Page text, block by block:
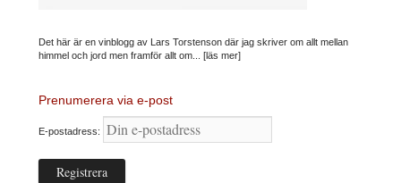
Det här är en vinblogg av Lars Torstenson där jag skriver om allt mellan
himmel och jord men framför allt om... [läs mer]
Prenumerera via e-post
E-postadress: